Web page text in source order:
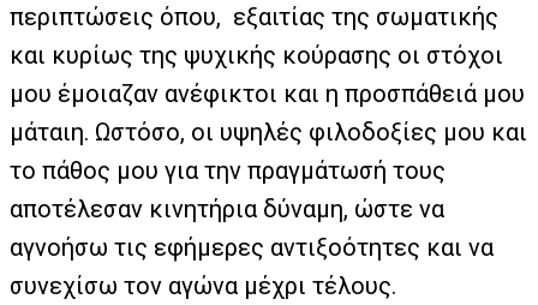
περιπτώσεις όπου, εξαιτίας της σωματικής
και κυρίως της ψυχικής κούρασης οι στόχοι
μου έμοιαζαν ανέφικτοι και η προσπάθειά μου
μάταιη. Ωστόσο, οι υψηλές φιλοδοξίες μου και
το πάθος μου για την πραγμάτωσή τους
αποτέλεσαν κινητήρια δύναμη, ώστε να
αγνοήσω τις εφήμερες αντιξοότητες και να
συνεχίσω τον αγώνα μέχρι τέλους.